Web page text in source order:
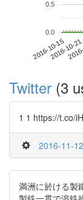
2016-10-152016-10-21
0.0
0.5
Twitter (3
1 1 https://t.co/
2016-11-
満洲に於ける製